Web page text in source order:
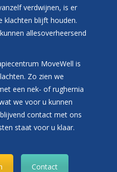
verdwijnen, is er
klachten blijft houden.
allesoverheersend
MoveWell is
Zo zien we
een nek- of rughernia
we voor u kunnen
contact met ons
staat voor u klaar.
Contact